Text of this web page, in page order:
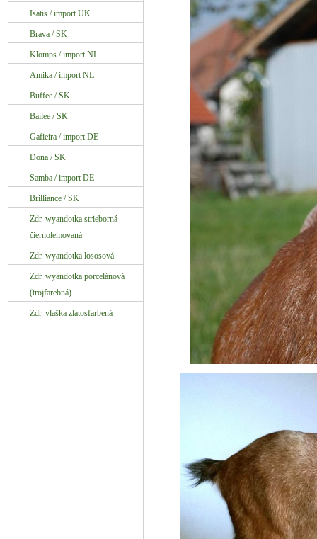
Isatis / import UK
Brava / SK
Klomps / import NL
Amika / import NL
Buffee / SK
Bailee / SK
Gafieira / import DE
Dona / SK
Samba / import DE
Brilliance / SK
Zdr. wyandotka strieborná
čiernolemovaná
Zdr. wyandotka lososová
Zdr. wyandotka porcelánová
(trojfarebná)
Zdr. vlaška zlatosfarbená